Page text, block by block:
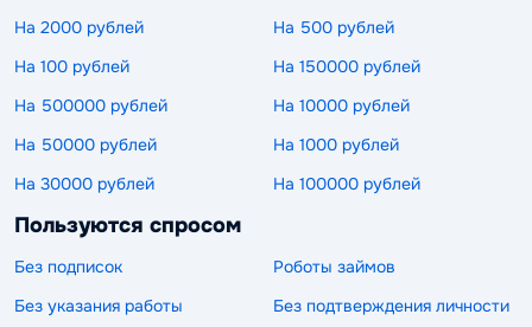
На 2000 рублей
На 500 рублей
На 100 рублей
На 150000 рублей
На 500000 рублей
На 10000 рублей
На 50000 рублей
На 1000 рублей
На 30000 рублей
На 100000 рублей
Пользуются спросом
Без подписок
Роботы займов
Без указания работы
Без подтверждения личности